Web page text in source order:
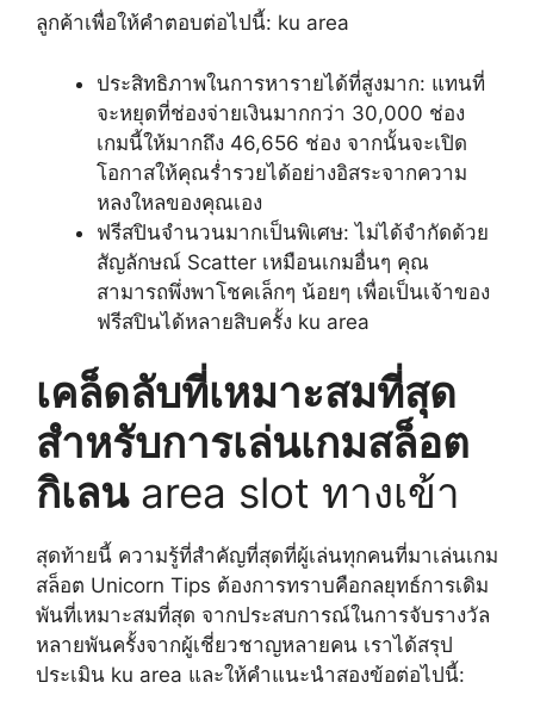
ลูกค้าเพื่อให้คำตอบต่อไปนี้: ku area
ประสิทธิภาพในการหารายได้ที่สูงมาก: แทนที่
จะหยุดที่ช่องจ่ายเงินมากกว่า 30,000 ช่อง
เกมนี้ให้มากถึง 46,656 ช่อง จากนั้นจะเปิด
โอกาสให้คุณร่ำรวยได้อย่างอิสระจากความ
หลงใหลของคุณเอง
ฟรีสปินจำนวนมากเป็นพิเศษ: ไม่ได้จำกัดด้วย
สัญลักษณ์ Scatter เหมือนเกมอื่นๆ คุณ
สามารถพึ่งพาโชคเล็กๆ น้อยๆ เพื่อเป็นเจ้าของ
ฟรีสปินได้หลายสิบครั้ง ku area
เคล็ดลับที่เหมาะสมที่สุด
สำหรับการเล่นเกมสล็อต
กิเลนarea slot ทางเข้า
สุดท้ายนี้ ความรู้ที่สำคัญที่สุดที่ผู้เล่นทุกคนที่มาเล่นเกม
สล็อต Unicorn Tips ต้องการทราบคือกลยุทธ์การเดิม
พันที่เหมาะสมที่สุด จากประสบการณ์ในการจับรางวัล
หลายพันครั้งจากผู้เชี่ยวชาญหลายคน เราได้สรุป
ประเมิน ku area และให้คำแนะนำสองข้อต่อไปนี้: